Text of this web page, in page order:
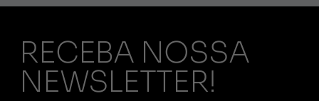
RECEBA NOSSA
NEWSLETTER!